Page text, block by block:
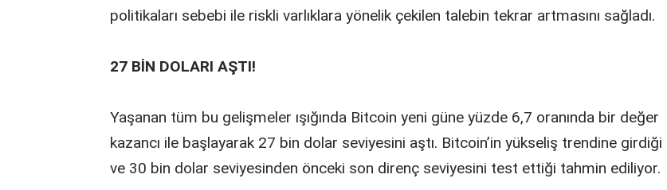
politikaları sebebi ile riskli varlıklara yönelik çekilen talebin tekrar artmasını sağladı.
27 BİN DOLARI AŞTI!
Yaşanan tüm bu gelişmeler ışığında Bitcoin yeni güne yüzde 6,7 oranında bir değer
kazancı ile başlayarak 27 bin dolar seviyesini aştı. Bitcoin’in yükseliş trendine girdiği
ve 30 bin dolar seviyesinden önceki son direnç seviyesini test ettiği tahmin ediliyor.